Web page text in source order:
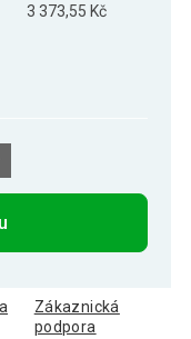
na
5 065 Kč
3 373,55 Kč
Zákaznická
podpora